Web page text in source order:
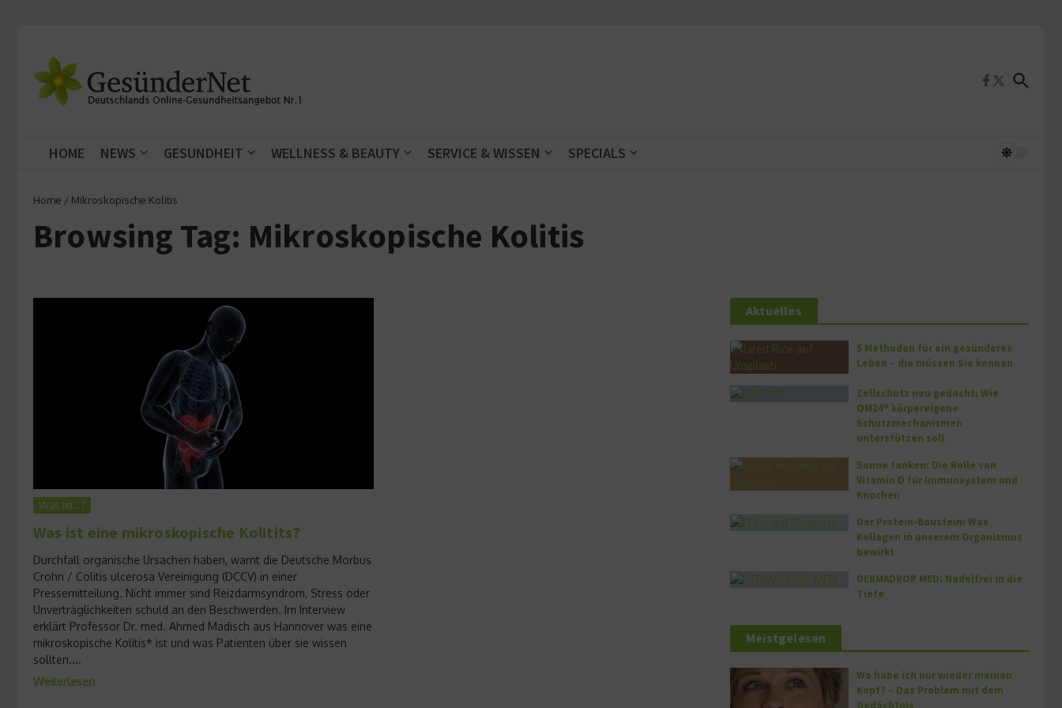
HOME NEWS GESUNDHEIT WELLNESS & BEAUTY SERVICE & WISSEN SPECIALS
Home / Mikroskopische Kolitis
Browsing Tag: Mikroskopische Kolitis
Was ist…?
Was ist eine mikroskopische Kolitits?
Durchfall organische Ursachen haben, warnt die Deutsche Morbus
Crohn / Colitis ulcerosa Vereinigung (DCCV) in einer
Pressemitteilung. Nicht immer sind Reizdarmsyndrom, Stress oder
Unverträglichkeiten schuld an den Beschwerden. Im Interview
erklärt Professor Dr. med. Ahmed Madisch aus Hannover was eine
mikroskopische Kolitis* ist und was Patienten über sie wissen
sollten....
Weiterlesen
Aktuelles
5 Methoden für ein gesünderes
Leben – die müssen Sie kennen
Zellschutz neu gedacht: Wie
OM24® körpereigene
Schutzmechanismen
unterstützen soll
Sonne tanken: Die Rolle von
Vitamin D für Immunsystem und
Knochen
Der Protein-Baustein: Was
Kollagen in unserem Organismus
bewirkt
DERMADROP MED: Nadelfrei in die
Tiefe
Meistgelesen
Wo habe ich nur wieder meinen
Kopf? – Das Problem mit dem
Gedächtnis